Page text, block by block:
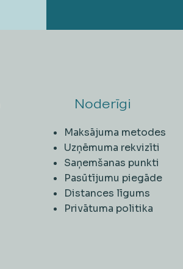
Noderīgi
Maksājuma metodes
Uzņēmuma rekvizīti
Saņemšanas punkti
Pasūtījumu piegāde
Distances līgums
Privātuma politika